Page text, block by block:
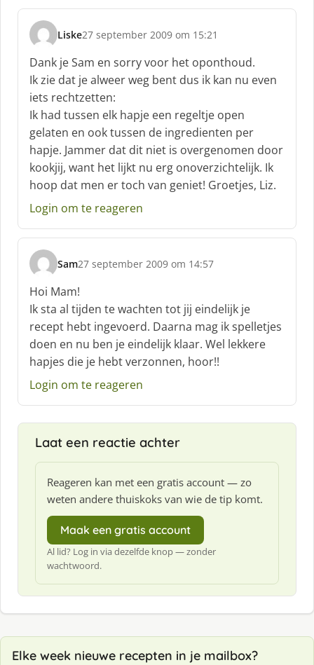
f
Liske
s
c
h
r
e
e
f
:
27 september 2009 om 15:21
Dank je Sam en sorry voor het oponthoud.
Ik zie dat je alweer weg bent dus ik kan nu even
iets rechtzetten:
Ik had tussen elk hapje een regeltje open
gelaten en ook tussen de ingredienten per
hapje. Jammer dat dit niet is overgenomen door
kookjij, want het lijkt nu erg onoverzichtelijk. Ik
hoop dat men er toch van geniet! Groetjes, Liz.
Login om te reageren
Sam
s
c
h
r
e
e
f
27 september 2009 om 14:57
Hoi Mam!
Ik sta al tijden te wachten tot jij eindelijk je
recept hebt ingevoerd. Daarna mag ik spelletjes
doen en nu ben je eindelijk klaar. Wel lekkere
hapjes die je hebt verzonnen, hoor!!
Login om te reageren
Laat een reactie achter
Reageren kan met een gratis account — zo
weten andere thuiskoks van wie de tip komt.
Maak een gratis account
Al lid? Log in via dezelfde knop — zonder
wachtwoord.
Elke week nieuwe recepten in je mailbox?